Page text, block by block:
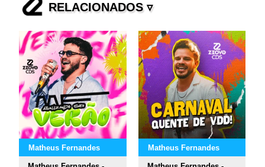
RELACIONADOS ▿
Matheus Fernandes Matheus Fernandes